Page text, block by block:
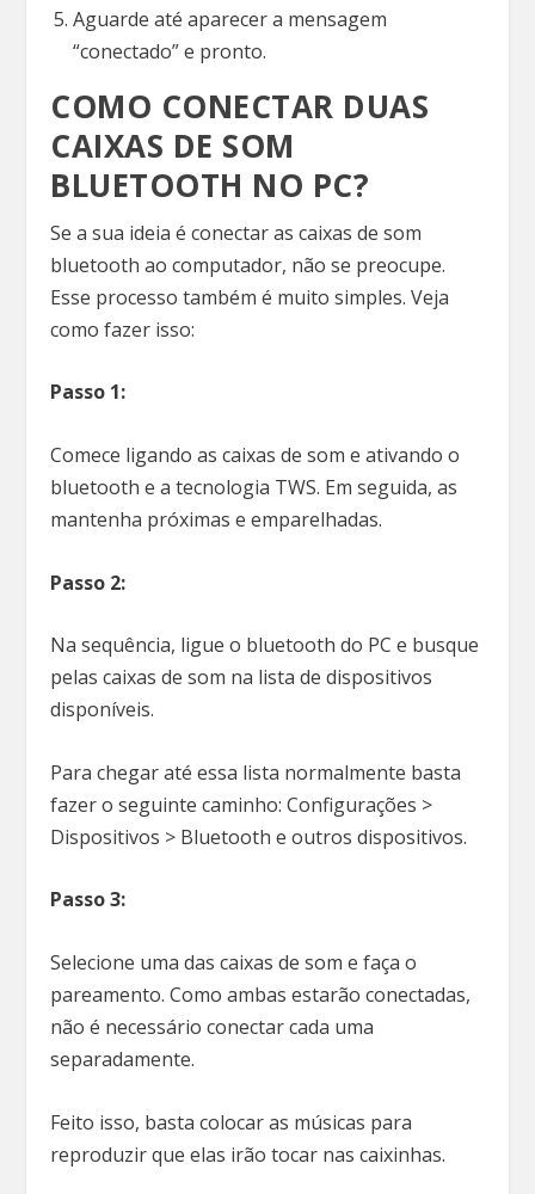
Aguarde até aparecer a mensagem
“conectado” e pronto.
COMO CONECTAR DUAS
CAIXAS DE SOM
BLUETOOTH NO PC?
Se a sua ideia é conectar as caixas de som
bluetooth ao computador, não se preocupe.
Esse processo também é muito simples. Veja
como fazer isso:
Passo 1:
Comece ligando as caixas de som e ativando o
bluetooth e a tecnologia TWS. Em seguida, as
mantenha próximas e emparelhadas.
Passo 2:
Na sequência, ligue o bluetooth do PC e busque
pelas caixas de som na lista de dispositivos
disponíveis.
Para chegar até essa lista normalmente basta
fazer o seguinte caminho: Configurações >
Dispositivos > Bluetooth e outros dispositivos.
Passo 3:
Selecione uma das caixas de som e faça o
pareamento. Como ambas estarão conectadas,
não é necessário conectar cada uma
separadamente.
Feito isso, basta colocar as músicas para
reproduzir que elas irão tocar nas caixinhas.